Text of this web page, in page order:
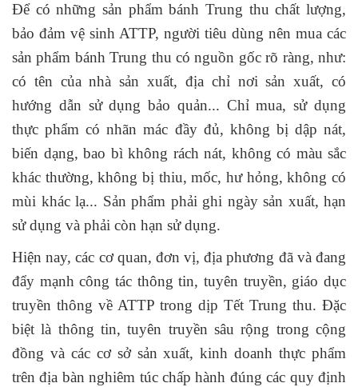
Để có những sản phẩm bánh Trung thu chất lượng,
bảo đảm vệ sinh ATTP, người tiêu dùng nên mua các
sản phẩm bánh Trung thu có nguồn gốc rõ ràng, như:
có tên của nhà sản xuất, địa chỉ nơi sản xuất, có
hướng dẫn sử dụng bảo quản... Chỉ mua, sử dụng
thực phẩm có nhãn mác đầy đủ, không bị dập nát,
biến dạng, bao bì không rách nát, không có màu sắc
khác thường, không bị thiu, mốc, hư hỏng, không có
mùi khác lạ... Sản phẩm phải ghi ngày sản xuất, hạn
sử dụng và phải còn hạn sử dụng.
Hiện nay, các cơ quan, đơn vị, địa phương đã và đang
đẩy mạnh công tác thông tin, tuyên truyền, giáo dục
truyền thông về ATTP trong dịp Tết Trung thu. Đặc
biệt là thông tin, tuyên truyền sâu rộng trong cộng
đồng và các cơ sở sản xuất, kinh doanh thực phẩm
trên địa bàn nghiêm túc chấp hành đúng các quy định